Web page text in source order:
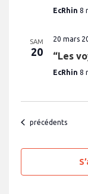
EcRhin 8
SAM
20
20 mars
“Les
EcRhin 8
Évènements
précédents